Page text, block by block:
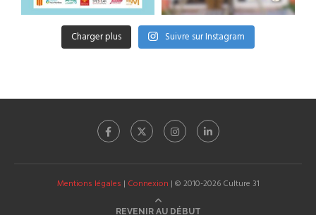
Charger plus Suivre sur Instagram
Mentions légales | Connexion | © 2010-2026 Culture 31
REVENIR AU DÉBUT